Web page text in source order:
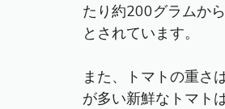
たり約200グラムか
とされています。
また、トマトの重さ
が多い新鮮なトマト